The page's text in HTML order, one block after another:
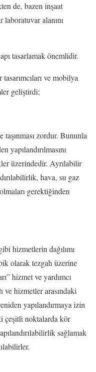
de, bazen inşaat
laboratuvar alanını
tasarlamak önemlidir.
ve mobilya
geliştirdi;
zordur. Bununla
üzerindedir. Ayrılabilir
hava, su gaz
gerektiğinden
hizmetlerin dağılımı
olarak tezgah üzerine
hizmet ve yardımcı
ve hizmetler arasındaki
yapılandırmaya izin
çeşitli noktalarda kör
sağlamak